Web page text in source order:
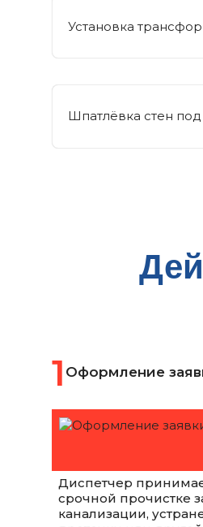
Установка
Шпатлёвка стен под
Оформление
Диспетчер
срочной прочистке
канализации,